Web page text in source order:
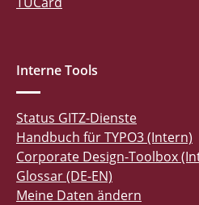
Interne Tools
Status GITZ-Dienste
Handbuch für TYPO3 (Intern)
Corporate Design-Toolbox
Glossar (DE-EN)
Meine Daten ändern